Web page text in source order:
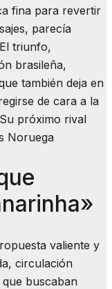
fina para revertir
parecía
triunfo,
brasileña,
también deja en
de cara a la
próximo rival
Noruega
valiente y
circulación
buscaban